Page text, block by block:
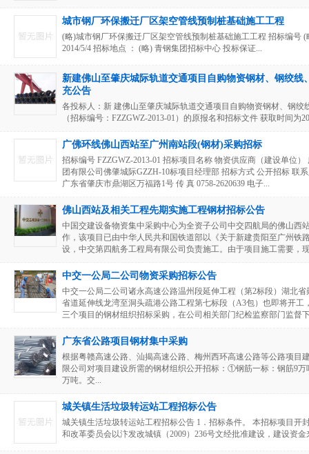
城市钢厂环保搬迁厂区架空管线预制桩基础施工工程
(略)城市钢厂环保搬迁厂区架空管线预制桩基础施工工程 招标编号 (
2014/5/4 招标地点 ： (略) 青钢集团招标中心 投标保证...
新建佛山至肇庆城际轨道交通项目自购物资钢材、钢绞线
充公告
各投标人：新 建佛山至肇庆城际轨道交通项目自购物资钢材、钢
（招标编号：FZZGWZ-2013-01）的原报名和招标文件 获取时间为
广佛环线佛山西站至广州南站段(钢材)采购招标
招标编号 FZZGWZ-2013-01 招标项目名称 物资供应商（建设单位
团有限公司佛肇城际GZZH-10标项目经理部 招标方式 公开招标 联
广东省肇庆市鼎湖区万福路1号 传 真 0758-2620639 电子...
佛山西站及相关工程先期实施工程钢材招标公告
中国交建设备物资集中采购中心为全资子公司中交四航局的佛山西
作，该项目已由中华人民共和国铁道部以《关于新建贵阳至广州铁
设，中交第四航务工程局有限公司负责施工。由于项目施工需要，
中交一公局二公司物资采购招标公告
中交一公局二公司诸永高速公路温州段延伸工程（第2标段）湖北
省道延伸线龙湾至洞头疏港公路工程第七标段（A3包）也即将开
三个项目的钢材组织招标采购，在公司相关部门纪检监察部门监督
广东省公路项目钢材集中采购
根据粤赣高速公路、汕揭高速公路、梅州西环高速公路等公路项目
限公司对项目建设所需的钢材组织公开招标：①钢筋一标：钢筋9
万吨。交...
城关镇生活垃圾转运站工程招标公告
城关镇生活垃圾转运站工程招标公告 1．招标条件。 本招标项目开
和改革委员会以汴发改城镇（2009）236号文经批准建设，建设资金